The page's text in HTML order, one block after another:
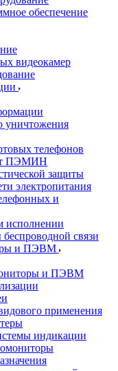
обеспечение
видеокамер
уничтожения
телефонов
ПЭМИН
защиты
электропитания
и
связи
и ПЭВМ
и ПЭВМ
применения
индикации